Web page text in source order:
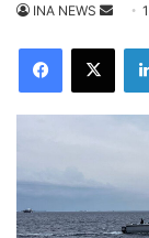
INA NEWS
d
a
m
a